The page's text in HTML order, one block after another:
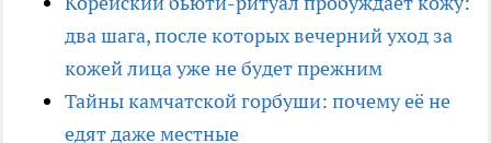
два шага, после которых вечерний уход за
кожей лица уже не будет прежним
Тайны камчатской горбуши: почему её не
едят даже местные